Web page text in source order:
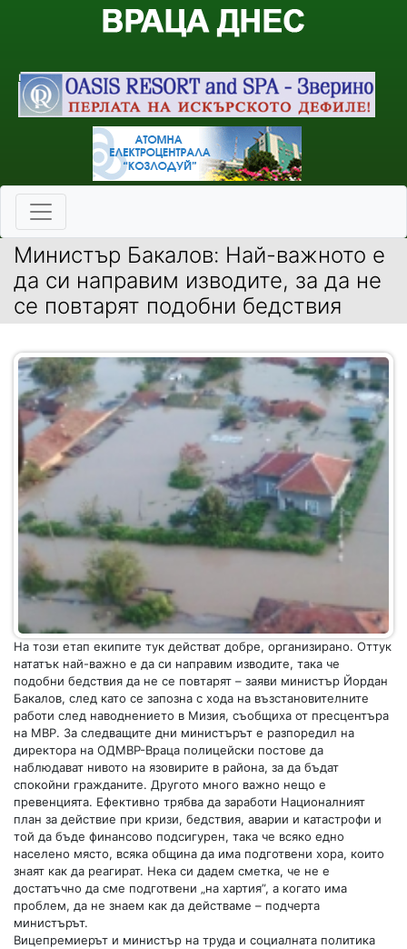
Министър Бакалов: Най-важното е
да си направим изводите, за да не
се повтарят подобни бедствия
На този етап екипите тук действат добре, организирано. Оттук
нататък най-важно е да си направим изводите, така че
подобни бедствия да не се повтарят – заяви министър Йордан
Бакалов, след като се запозна с хода на възстановителните
работи след наводнението в Мизия, съобщиха от пресцентъра
на МВР. За следващите дни министърът е разпоредил на
директора на ОДМВР-Враца полицейски постове да
наблюдават нивото на язовирите в района, за да бъдат
спокойни гражданите. Другото много важно нещо е
превенцията. Ефективно трябва да заработи Националният
план за действие при кризи, бедствия, аварии и катастрофи и
той да бъде финансово подсигурен, така че всяко едно
населено място, всяка община да има подготвени хора, които
знаят как да реагират. Нека си дадем сметка, че не е
достатъчно да сме подготвени „на хартия”, а когато има
проблем, да не знаем как да действаме – подчерта
министърът.
Вицепремиерът и министър на труда и социалната политика